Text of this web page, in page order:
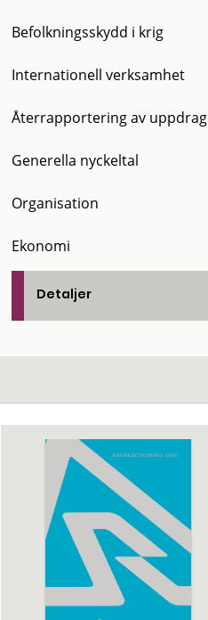
Befolkningsskydd i krig
Internationell verksamhet
Återrapportering av uppdrag
Generella nyckeltal
Organisation
Ekonomi
Detaljer